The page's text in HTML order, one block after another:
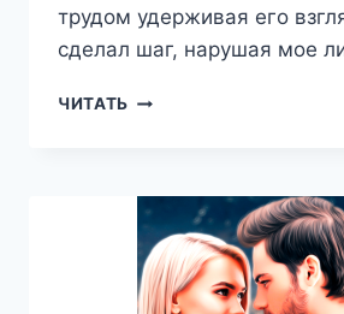
трудом удерживая его
сделал шаг, нарушая мое
ЧИТАТЬ ЦЕНА
ЕКАТЕРИНА
НОСКОВА